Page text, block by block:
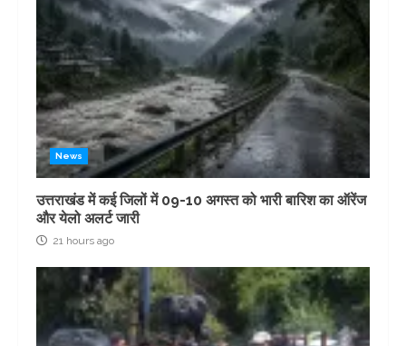
News
उत्तराखंड में कई जिलों में 09-10 अगस्त को भारी बारिश का ऑरेंज
और येलो अलर्ट जारी
21 hours ago